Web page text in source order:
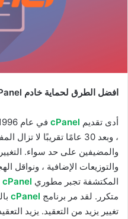
افضل الطرق لحماية خادم cPanel
أدى تقديم cPanel في عام 1996 إلى تبسيط إدارة استضافة
، وبعد 30 عامًا تقريبًا لا
والمضيفين على حد سواء.
والتوزيعات الإضافية ، ونواقل
المكتشفة تجبر مطوري cPanel
متكرر. لقد مر برنامج cPanel
تغيير يزيد من التعقيد. يزيد